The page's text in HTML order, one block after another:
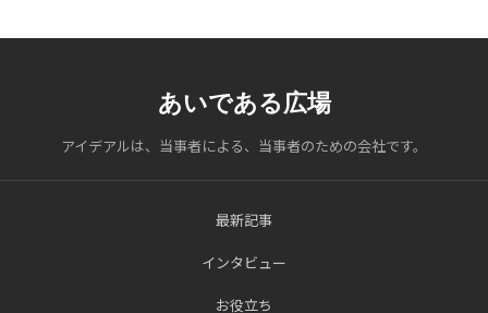
あいである広場
アイデアルは、当事者による、当事者のための会社です。
最新記事
インタビュー
お役立ち